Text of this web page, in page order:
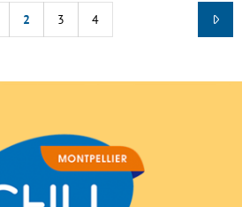
2 3 4